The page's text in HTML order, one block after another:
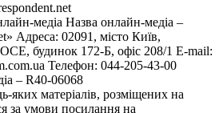
медіа Назва онлайн-медіа –
Адреса: 02091, місто Київ,
будинок 172-Б, офіс 208/1 E-mail:
Телефон: 044-205-43-00
– R40-06068
яких матеріалів, розміщених на
за умови посилання на